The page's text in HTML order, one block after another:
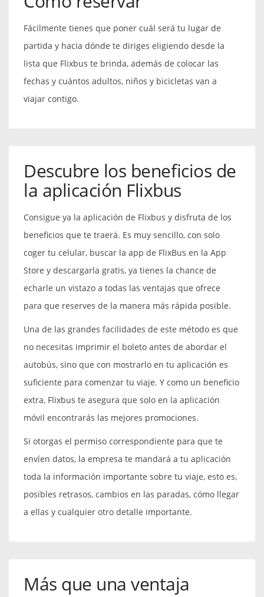
Fácilmente tienes que poner cuál será tu lugar de
partida y hacia dónde te diriges eligiendo desde la
lista que Flixbus te brinda, además de colocar las
fechas y cuántos adultos, niños y bicicletas van a
viajar contigo.
Descubre los beneficios de
la aplicación Flixbus
Consigue ya la aplicación de Flixbus y disfruta de los
beneficios que te traerá. Es muy sencillo, con solo
coger tu celular, buscar la app de FlixBus en la App
Store y descargarla gratis, ya tienes la chance de
echarle un vistazo a todas las ventajas que ofrece
para que reserves de la manera más rápida posible.
Una de las grandes facilidades de este método es que
no necesitas imprimir el boleto antes de abordar el
autobús, sino que con mostrarlo en tu aplicación es
suficiente para comenzar tu viaje. Y como un beneficio
extra, Flixbus te asegura que solo en la aplicación
móvil encontrarás las mejores promociones.
Si otorgas el permiso correspondiente para que te
envíen datos, la empresa te mandará a tu aplicación
toda la información importante sobre tu viaje, esto es,
posibles retrasos, cambios en las paradas, cómo llegar
a ellas y cualquier otro detalle importante.
Más que una ventaja